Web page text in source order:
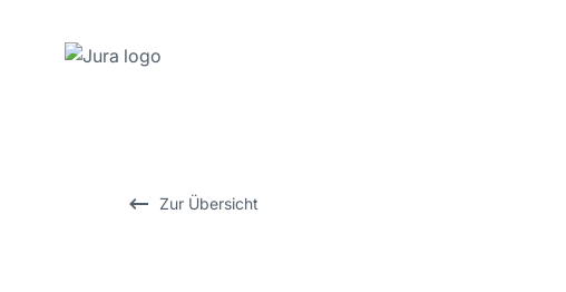
Zur Übersicht